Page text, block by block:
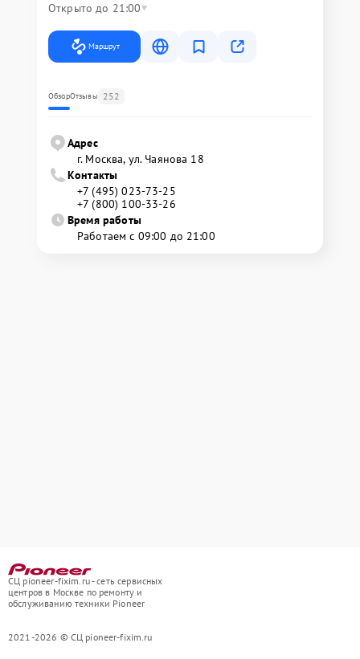
Открыто до 21:00
Маршрут
ОбзорОтзывы 252
Адрес
г. Москва, ул. Чаянова 18
Контакты
+7 (495) 023-73-25
+7 (800) 100-33-26
Время работы
Работаем с 09:00 до 21:00
СЦ pioneer-fixim.ru - сеть сервисных
центров в Москве по ремонту и
обслуживанию техники Pioneer
2021-2026 © СЦ pioneer-fixim.ru